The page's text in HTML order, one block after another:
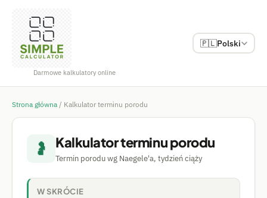
Darmowe kalkulatory online
🇵🇱Polski
Strona główna / Kalkulator terminu porodu
🤰 Kalkulator terminu porodu
Termin porodu wg Naegele'a, tydzień ciąży
W SKRÓCIE